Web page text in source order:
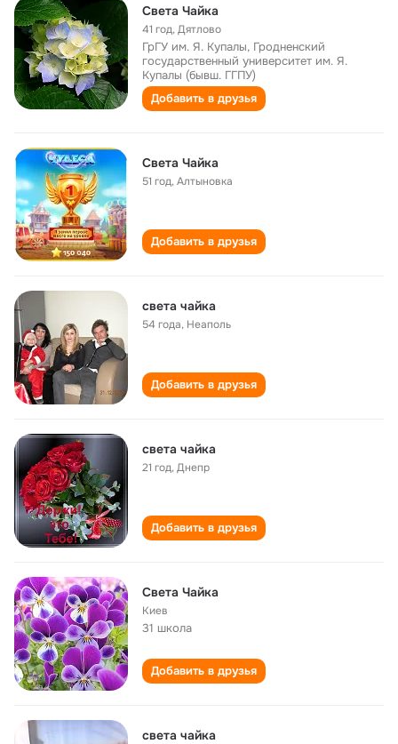
Света Чайка
41 год,Дятлово
ГрГУ им. Я. Купалы, Гродненский
государственный университет им. Я.
Купалы (бывш. ГГПУ)
Добавить в друзья
Света Чайка
51 год,Алтыновка
Добавить в друзья
света чайка
54 года, Неаполь
Добавить в друзья
света чайка
21 год,Днепр
Добавить в друзья
Света Чайка
Киев
31 школа
Добавить в друзья
света чайка